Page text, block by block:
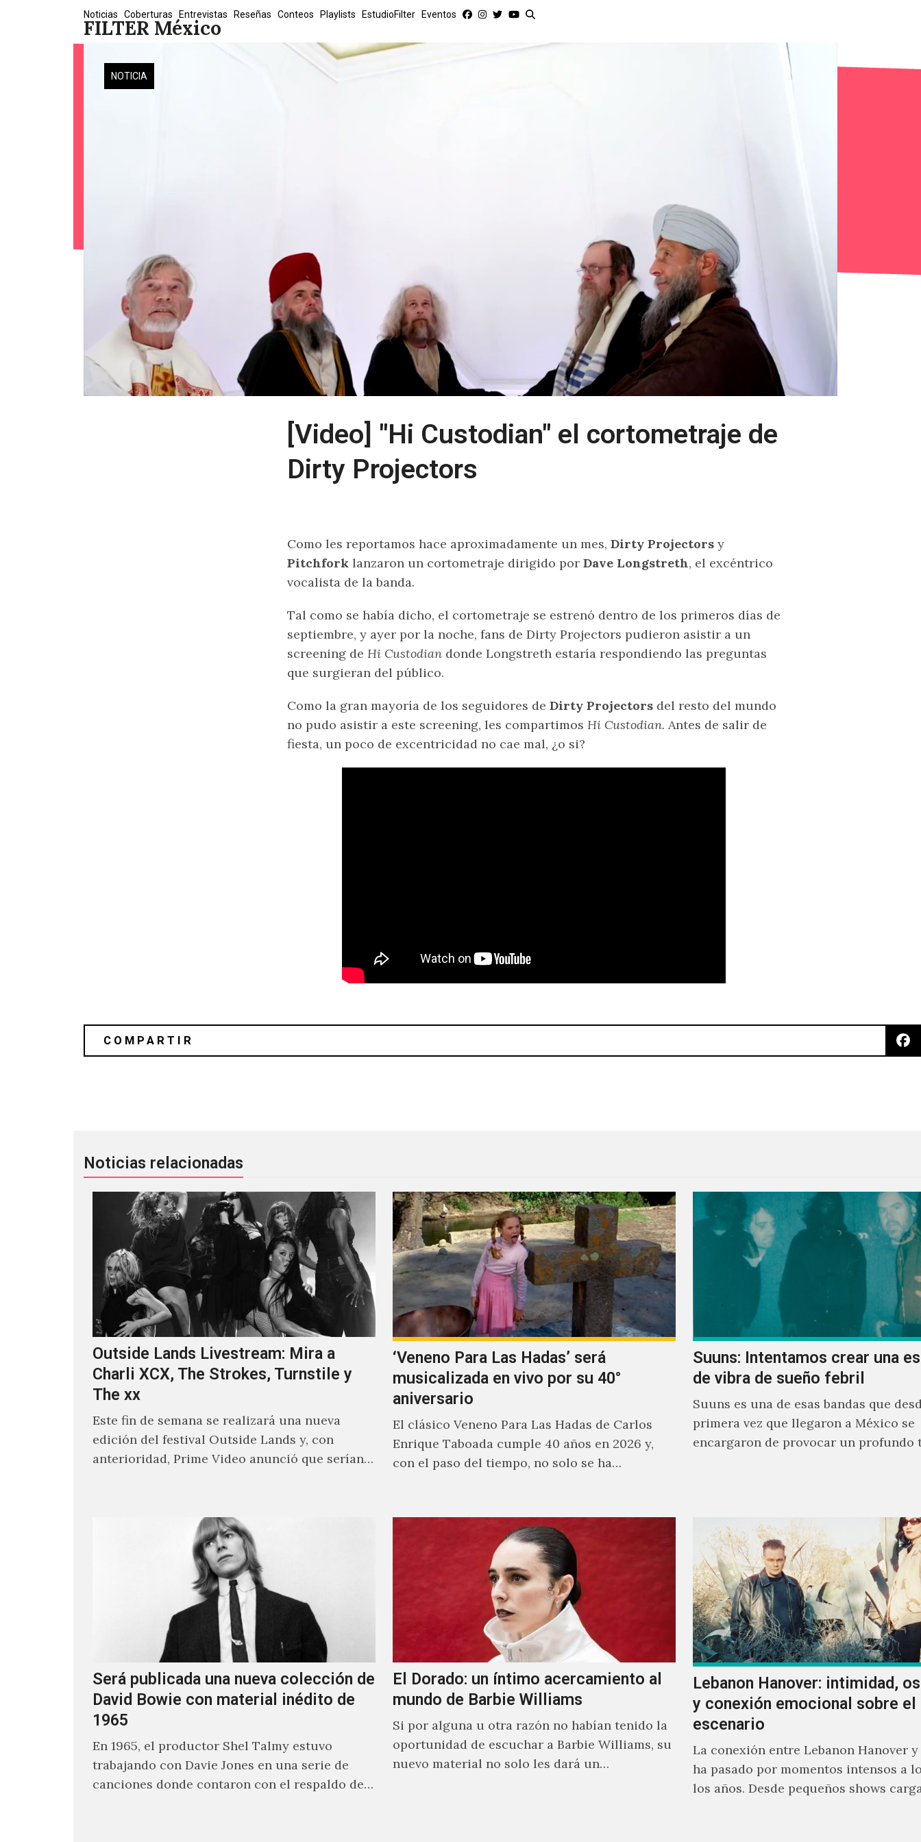
FILTER México
Noticias Coberturas Entrevistas Reseñas Conteos Playlists EstudioFilter Eventos
NOTICIA
[Video] "Hi Custodian" el cortometraje de
Dirty Projectors
Como les reportamos hace aproximadamente un mes, Dirty Projectors y
Pitchfork lanzaron un cortometraje dirigido por Dave Longstreth, el excéntrico
vocalista de la banda.
Tal como se había dicho, el cortometraje se estrenó dentro de los primeros días de
septiembre, y ayer por la noche, fans de Dirty Projectors pudieron asistir a un
screening de Hi Custodian donde Longstreth estaría respondiendo las preguntas
que surgieran del público.
Como la gran mayoría de los seguidores de Dirty Projectors del resto del mundo
no pudo asistir a este screening, les compartimos Hi Custodian. Antes de salir de
fiesta, un poco de excentricidad no cae mal, ¿o si?
Noticias relacionadas
Outside Lands Livestream: Mira a
Charli XCX, The Strokes, Turnstile y
The xx
Este fin de semana se realizará una nueva
edición del festival Outside Lands y, con
anterioridad, Prime Video anunció que serían
‘Veneno Para Las Hadas’ será
musicalizada en vivo por su 40°
aniversario
El clásico Veneno Para Las Hadas de Carlos
Enrique Taboada cumple 40 años en 2026 y,
con el paso del tiempo, no solo se ha…
Suuns: Intentamos crear una
de vibra de sueño febril
Suuns es una de esas bandas que
primera vez que llegaron a México se
encargaron de provocar un profundo
Será publicada una nueva colección de
David Bowie con material inédito de
1965
En 1965, el productor Shel Talmy estuvo
trabajando con Davie Jones en una serie de
canciones donde contaron con el respaldo de
El Dorado: un íntimo acercamiento al
mundo de Barbie Williams
Si por alguna u otra razón no habían tenido la
oportunidad de escuchar a Barbie Williams, su
nuevo material no solo les dará un
Lebanon Hanover: intimidad,
y conexión emocional sobre el
escenario
La conexión entre Lebanon Hanover
ha pasado por momentos intensos a
los años. Desde pequeños shows